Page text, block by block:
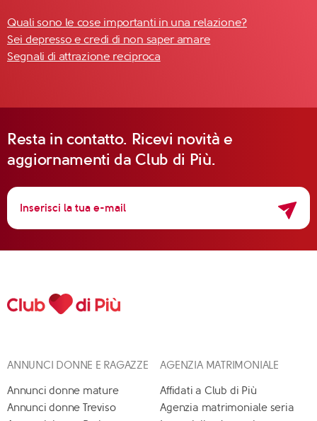
Quali sono le cose importanti in una relazione?
Sei depresso e credi di non saper amare
Segnali di attrazione reciproca
Resta in contatto. Ricevi novità e
aggiornamenti da Club di Più.
ANNUNCI DONNE E RAGAZZE
Annunci donne mature
Annunci donne Treviso
AGENZIA MATRIMONIALE
Affidati a Club di Più
Agenzia matrimoniale seria